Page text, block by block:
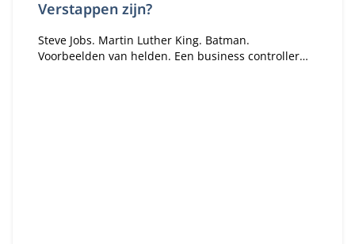
Verstappen zijn?
Steve Jobs. Martin Luther King. Batman.
Voorbeelden van helden. Een business controller